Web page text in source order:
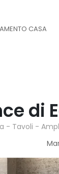
CASA
di
- Tavoli -